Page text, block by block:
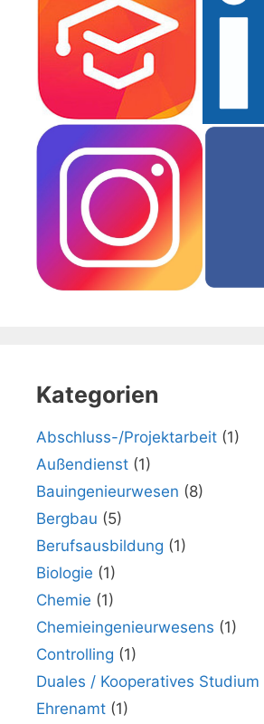
Kategorien
Abschluss-/Projektarbeit (1)
Außendienst (1)
Bauingenieurwesen (8)
Bergbau (5)
Berufsausbildung (1)
Biologie (1)
Chemie (1)
Chemieingenieurwesens (1)
Controlling (1)
Duales / Kooperatives Studium
Ehrenamt (1)